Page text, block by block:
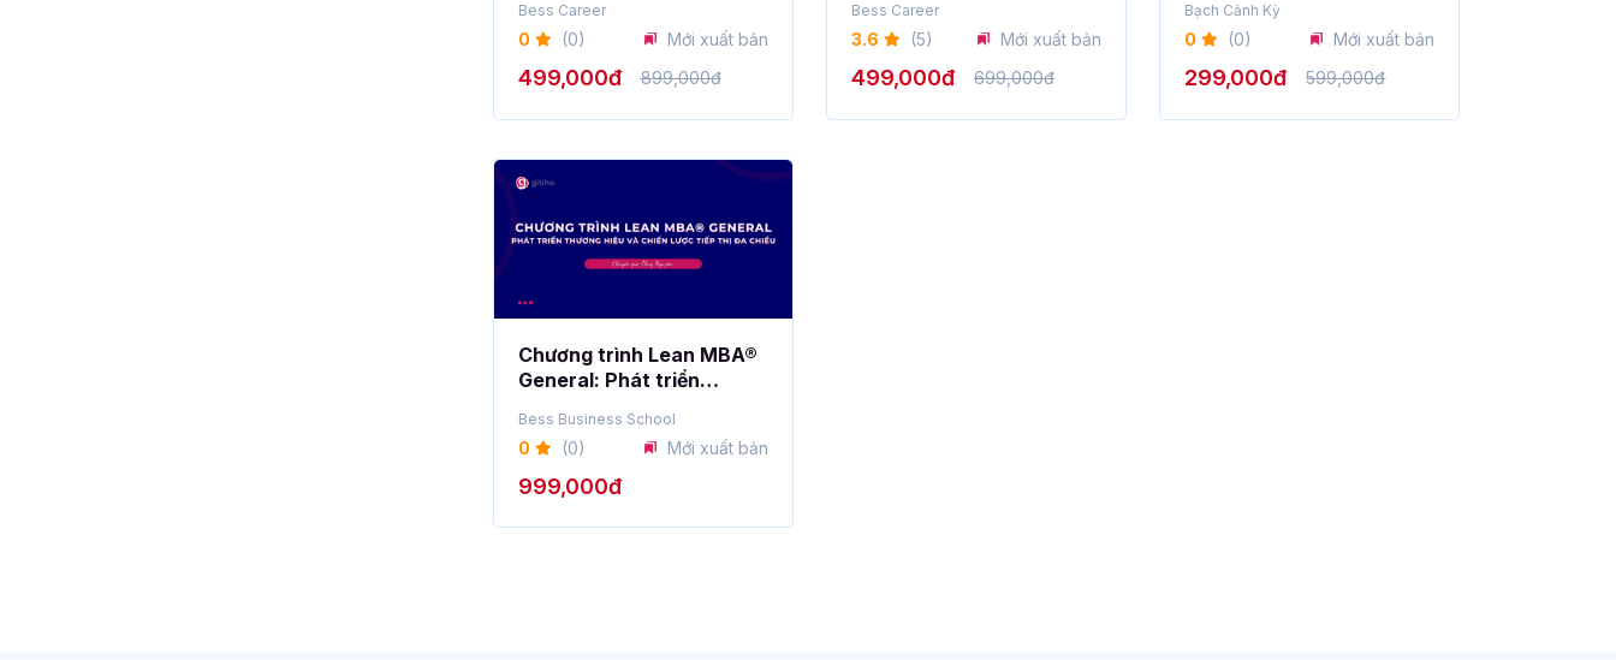
nghiệp
Bess Career
0 (0) Mới xuất bản
499,000đ 899,000đ
hiệu quả
Bess Career
3.6 (5) Mới xuất bản
499,000đ 699,000đ
doanh?
Bạch Cảnh Kỳ
0 (0) Mới xuất bản
299,000đ 599,000đ
Chương trình Lean MBA®
General: Phát triển
tiếp thị đa chiều
Bess Business School
0 (0) Mới xuất bản
999,000đ